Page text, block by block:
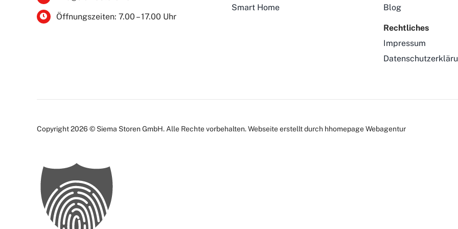
Öffnungszeiten: 7.00 – 17.00 Uhr
Smart Home Blog
Rechtliches
Impressum
Copyright 2026 © Siema Storen GmbH. Alle Rechte vorbehalten.Webseiteerstellt durch hhomepage Webagentur